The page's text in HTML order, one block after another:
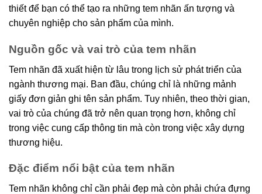
thiết để bạn có thể tạo ra những tem nhãn ấn tượng và
chuyên nghiệp cho sản phẩm của mình.
Nguồn gốc và vai trò của tem nhãn
Tem nhãn đã xuất hiện từ lâu trong lịch sử phát triển của
ngành thương mại. Ban đầu, chúng chỉ là những mảnh
giấy đơn giản ghi tên sản phẩm. Tuy nhiên, theo thời gian,
vai trò của chúng đã trở nên quan trọng hơn, không chỉ
trong việc cung cấp thông tin mà còn trong việc xây dựng
thương hiệu.
Đặc điểm nổi bật của tem nhãn
Tem nhãn không chỉ cần phải đẹp mà còn phải chứa đựng